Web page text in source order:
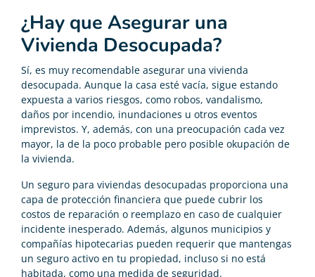
¿Hay que Asegurar una
Vivienda Desocupada?
Sí, es muy recomendable asegurar una vivienda
desocupada. Aunque la casa esté vacía, sigue estando
expuesta a varios riesgos, como robos, vandalismo,
daños por incendio, inundaciones u otros eventos
imprevistos. Y, además, con una preocupación cada vez
mayor, la de la poco probable pero posible okupación de
la vivienda.
Un seguro para viviendas desocupadas proporciona una
capa de protección financiera que puede cubrir los
costos de reparación o reemplazo en caso de cualquier
incidente inesperado. Además, algunos municipios y
compañías hipotecarias pueden requerir que mantengas
un seguro activo en tu propiedad, incluso si no está
habitada, como una medida de seguridad.